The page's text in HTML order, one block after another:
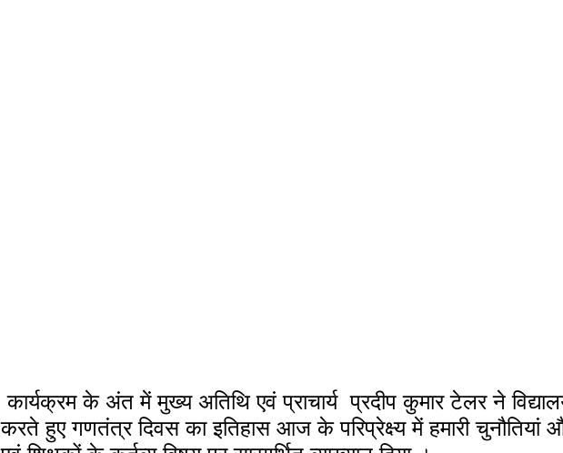
कार्यक्रम के अंत में मुख्य अतिथि एवं प्राचार्य  प्रदीप कुमार टेलर ने विद्यालय को संबोधित
करते हुए गणतंत्र दिवस का इतिहास आज के परिप्रेक्ष्य में हमारी चुनौतियां और